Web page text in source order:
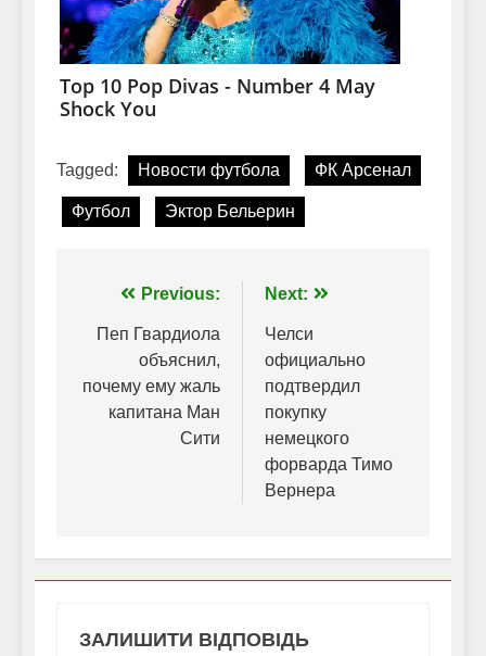
Tagged: Новости футбола ФК Арсенал
Футбол Эктор Бельерин
Навігація
записів
Previous:
Пеп Гвардиола
объяснил,
почему ему жаль
капитана Ман
Сити
Next:
Челси
официально
подтвердил
покупку
немецкого
форварда Тимо
Вернера
ЗАЛИШИТИ ВІДПОВІДЬ